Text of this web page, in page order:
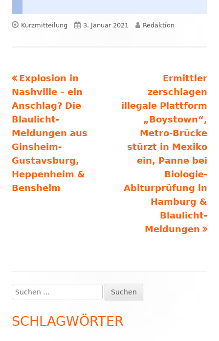
Format
Kurzmitteilung Veröffentlicht
3. Januar 2021 Autor
Redaktion
Beitragsnavigation
Vorheriger
Beitrag:
Explosion in
Nashville – ein
Anschlag? Die
Blaulicht-
Meldungen aus
Ginsheim-
Gustavsburg,
Heppenheim &
Bensheim
Nächster
Beitrag
Ermittler
zerschlagen
illegale Plattform
„Boystown“,
Metro-Brücke
stürzt in Mexiko
ein, Panne bei
Biologie-
Abiturprüfung in
Hamburg &
Blaulicht-
Meldungen
Haupt-
Seitenleiste
Suchen
nach:
SCHLAGWÖRTER